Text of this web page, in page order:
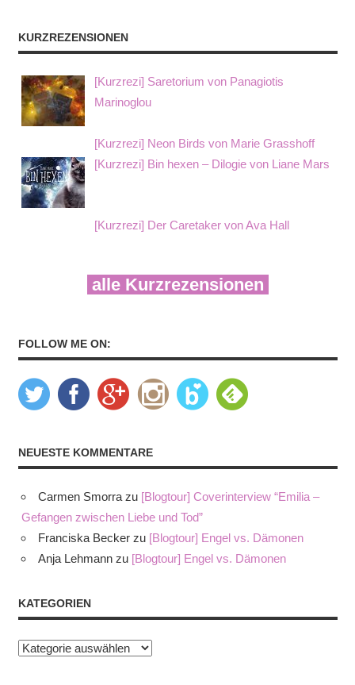
KURZREZENSIONEN
[Kurzrezi] Saretorium von Panagiotis
Marinoglou
[Kurzrezi] Neon Birds von Marie Grasshoff
[Kurzrezi] Bin hexen – Dilogie von Liane Mars
[Kurzrezi] Der Caretaker von Ava Hall
alle Kurzrezensionen
FOLLOW ME ON:
NEUESTE KOMMENTARE
Carmen Smorra zu [Blogtour] Coverinterview “Emilia –
Gefangen zwischen Liebe und Tod”
Franciska Becker zu [Blogtour] Engel vs. Dämonen
Anja Lehmann zu [Blogtour] Engel vs. Dämonen
KATEGORIEN
Kategorien